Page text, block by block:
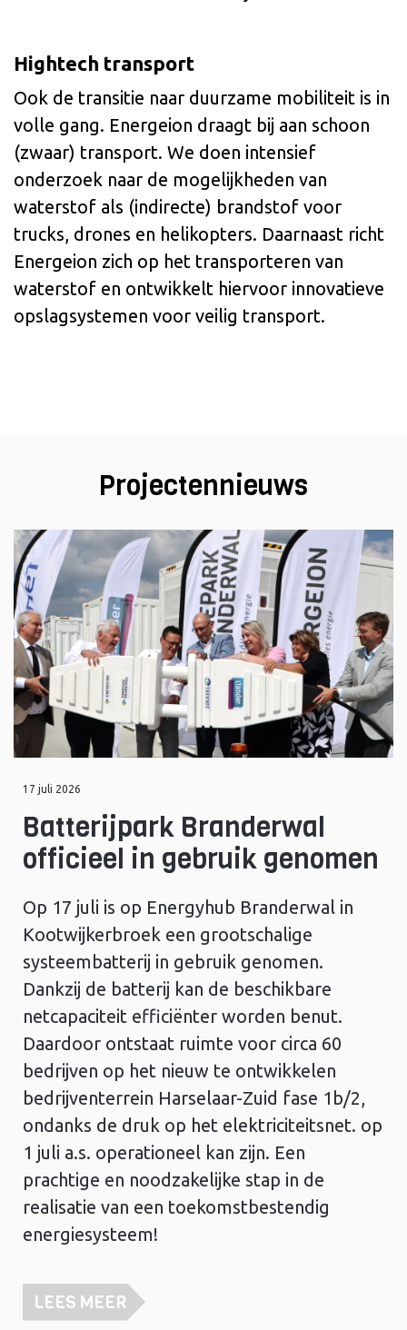
Hightech transport
Ook de transitie naar duurzame mobiliteit is in
volle gang. Energeion draagt bij aan schoon
(zwaar) transport. We doen intensief
onderzoek naar de mogelijkheden van
waterstof als (indirecte) brandstof voor
trucks, drones en helikopters. Daarnaast richt
Energeion zich op het transporteren van
waterstof en ontwikkelt hiervoor innovatieve
opslagsystemen voor veilig transport.
Projectennieuws
17 juli 2026
Batterijpark Branderwal
officieel in gebruik genomen
Op 17 juli is op Energyhub Branderwal in
Kootwijkerbroek een grootschalige
systeembatterij in gebruik genomen.
Dankzij de batterij kan de beschikbare
netcapaciteit efficiënter worden benut.
Daardoor ontstaat ruimte voor circa 60
bedrijven op het nieuw te ontwikkelen
bedrijventerrein Harselaar-Zuid fase 1b/2,
ondanks de druk op het elektriciteitsnet. op
1 juli a.s. operationeel kan zijn. Een
prachtige en noodzakelijke stap in de
realisatie van een toekomstbestendig
energiesysteem!
LEES MEER